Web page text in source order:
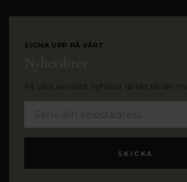
SIGNA UPP PÅ VÅRT
Nyhetsbrev
Få våra senaste nyheter direkt till din